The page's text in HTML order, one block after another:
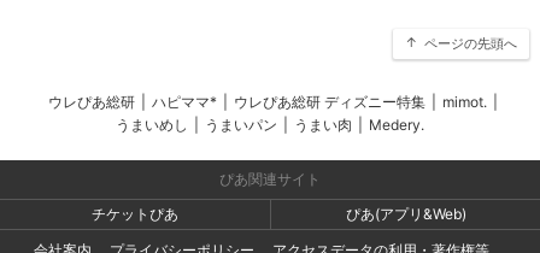
ページの先頭へ
ウレぴあ総研 ハピママ* ウレぴあ総研 ディズニー特集 mimot.
うまいめし
うまいパン うまい肉 Medery.
ぴあ関連サイト
チケットぴあ
ぴあ(アプリ&Web)